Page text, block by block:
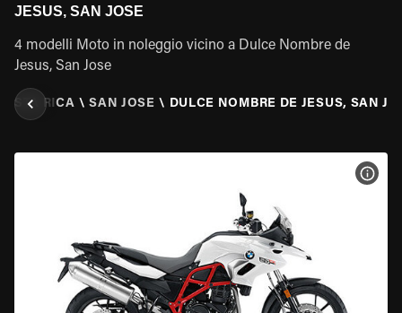
JESUS, SAN JOSE
4 modelli Moto in noleggio vicino a Dulce Nombre de
Jesus, San Jose
RICA \ SAN JOSE \ DULCE NOMBRE DE JESUS, SAN